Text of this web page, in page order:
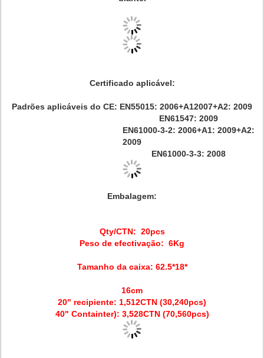
Certificado aplicável:
Padrões aplicáveis do CE: EN55015: 2006+A12007+A2: 2009
EN61547: 2009
EN61000-3-2: 2006+A1: 2009+A2:
2009
EN61000-3-3: 2008
Embalagem:
Qty/CTN: 20pcs
Peso de efectivação: 6Kg
Tamanho da caixa: 62.5*18*
16cm
20" recipiente: 1,512CTN (30,240pcs)
40" Containter): 3,528CTN (70,560pcs)